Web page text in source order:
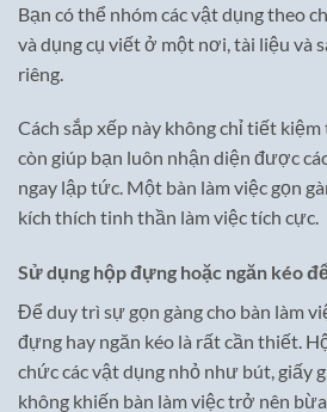
Bạn có thể nhóm các vật dụng theo
và dụng cụ viết ở một nơi, tài liệu và
riêng.
Cách sắp xếp này không chỉ tiết
còn giúp bạn luôn nhận diện được
ngay lập tức. Một bàn làm việc gọn
kích thích tinh thần làm việc tích cực.
Sử dụng hộp đựng hoặc ngăn kéo
Để duy trì sự gọn gàng cho bàn làm
đựng hay ngăn kéo là rất cần thiết.
chức các vật dụng nhỏ như bút, giấy
không khiến bàn làm việc trở nên